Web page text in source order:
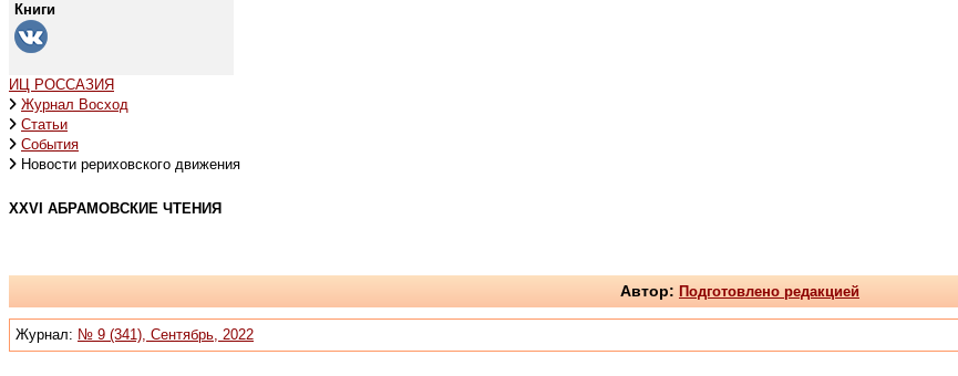
Книги
ИЦ РОССАЗИЯ
Журнал Восход
Статьи
События
Новости рериховского движения
XXVI АБРАМОВСКИЕ ЧТЕНИЯ
Автор: Подготовлено редакцией
Журнал: № 9 (341), Сентябрь, 2022